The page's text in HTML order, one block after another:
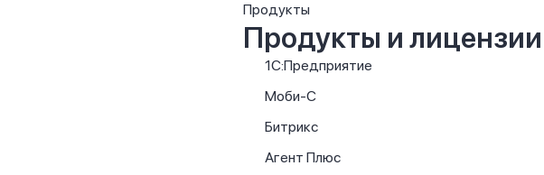
Продукты
Продукты и лицензии
1С:Предприятие
Моби-С
Битрикс
Агент Плюс